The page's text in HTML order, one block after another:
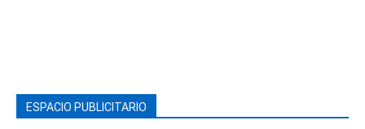
ESPACIO PUBLICITARIO